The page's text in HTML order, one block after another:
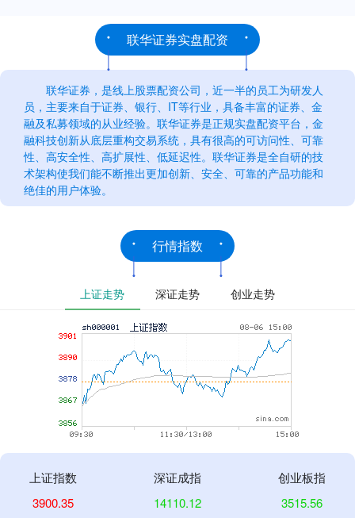
联华证券实盘配资
联华证券，是线上股票配资公司，近一半的员工为研发人
员，主要来自于证券、银行、IT等行业，具备丰富的证券、金
融及私募领域的从业经验。联华证券是正规实盘配资平台，金
融科技创新从底层重构交易系统，具有很高的可访问性、可靠
性、高安全性、高扩展性、低延迟性。联华证券是全自研的技
术架构使我们能不断推出更加创新、安全、可靠的产品功能和
绝佳的用户体验。
行情指数
上证走势 深证走势 创业走势
上证指数
3900.35
深证成指
14110.12
创业板指
3515.56